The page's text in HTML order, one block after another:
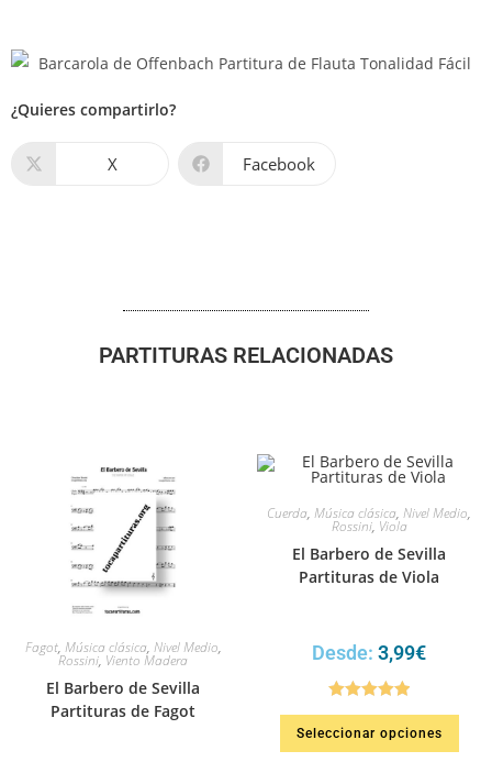
¿Quieres compartirlo?
X Facebook
PARTITURAS RELACIONADAS
Fagot, Música clásica, Nivel Medio,
Rossini, Viento Madera
El Barbero de Sevilla
Partituras de Fagot
Cuerda, Música clásica, Nivel Medio,
Rossini, Viola
El Barbero de Sevilla
Partituras de Viola
Desde: 3,99€
Valorado en
5.00de 5
Seleccionar opciones